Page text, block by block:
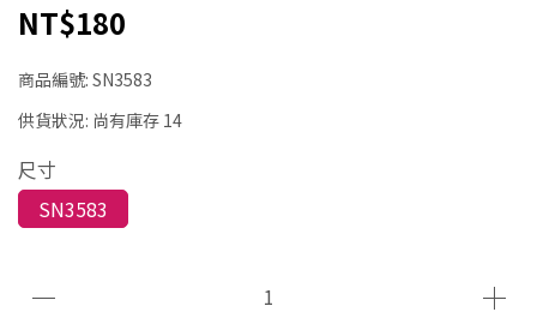
NT$180
商品編號: SN3583
供貨狀況: 尚有庫存 14
尺寸
SN3583